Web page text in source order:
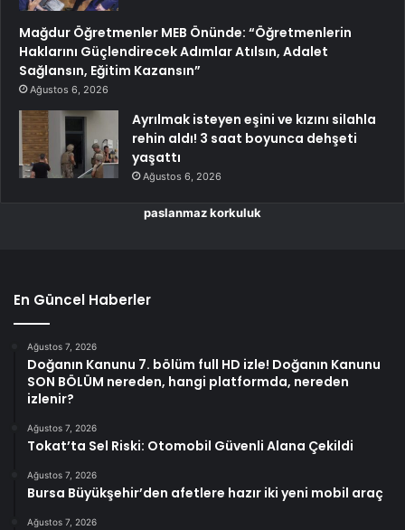
Mağdur Öğretmenler MEB Önünde: “Öğretmenlerin
Haklarını Güçlendirecek Adımlar Atılsın, Adalet
Sağlansın, Eğitim Kazansın”
Ağustos 6, 2026
Ayrılmak isteyen eşini ve kızını silahla
rehin aldı! 3 saat boyunca dehşeti
yaşattı
Ağustos 6, 2026
paslanmaz korkuluk
En Güncel Haberler
Ağustos 7, 2026
Doğanın Kanunu 7. bölüm full HD izle! Doğanın Kanunu
SON BÖLÜM nereden, hangi platformda, nereden
izlenir?
Ağustos 7, 2026
Tokat’ta Sel Riski: Otomobil Güvenli Alana Çekildi
Ağustos 7, 2026
Bursa Büyükşehir’den afetlere hazır iki yeni mobil araç
Ağustos 7, 2026